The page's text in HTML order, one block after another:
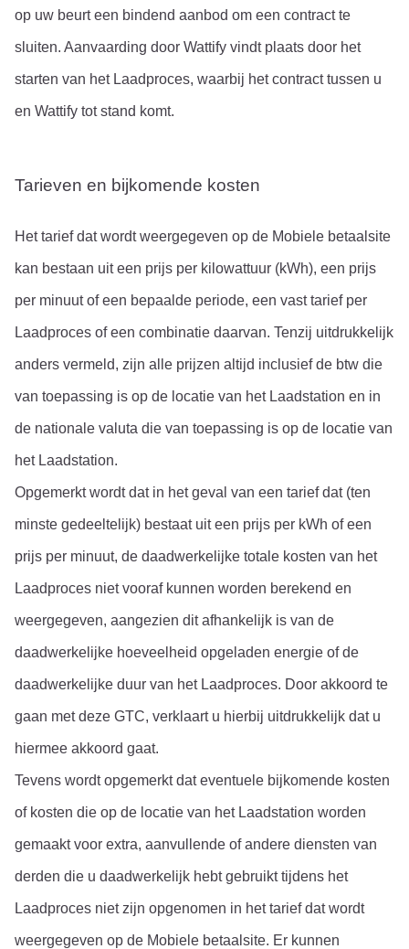
op uw beurt een bindend aanbod om een contract te
sluiten. Aanvaarding door Wattify vindt plaats door het
starten van het Laadproces, waarbij het contract tussen u
en Wattify tot stand komt.
Tarieven en bijkomende kosten
Het tarief dat wordt weergegeven op de Mobiele betaalsite
kan bestaan uit een prijs per kilowattuur (kWh), een prijs
per minuut of een bepaalde periode, een vast tarief per
Laadproces of een combinatie daarvan. Tenzij uitdrukkelijk
anders vermeld, zijn alle prijzen altijd inclusief de btw die
van toepassing is op de locatie van het Laadstation en in
de nationale valuta die van toepassing is op de locatie van
het Laadstation.
Opgemerkt wordt dat in het geval van een tarief dat (ten
minste gedeeltelijk) bestaat uit een prijs per kWh of een
prijs per minuut, de daadwerkelijke totale kosten van het
Laadproces niet vooraf kunnen worden berekend en
weergegeven, aangezien dit afhankelijk is van de
daadwerkelijke hoeveelheid opgeladen energie of de
daadwerkelijke duur van het Laadproces. Door akkoord te
gaan met deze GTC, verklaart u hierbij uitdrukkelijk dat u
hiermee akkoord gaat.
Tevens wordt opgemerkt dat eventuele bijkomende kosten
of kosten die op de locatie van het Laadstation worden
gemaakt voor extra, aanvullende of andere diensten van
derden die u daadwerkelijk hebt gebruikt tijdens het
Laadproces niet zijn opgenomen in het tarief dat wordt
weergegeven op de Mobiele betaalsite. Er kunnen